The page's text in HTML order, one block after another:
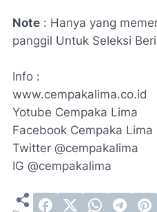
Note : Hanya yang
panggil Untuk Seleksi
Info :
www.cempakalima.co.id
Yotube Cempaka Lima
Facebook Cempaka Lima
Twitter @cempakalima
IG @cempakalima